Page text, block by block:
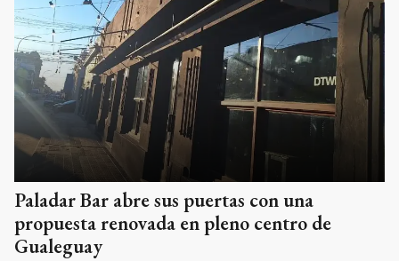
Paladar Bar abre sus puertas con una
propuesta renovada en pleno centro de
Gualeguay